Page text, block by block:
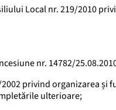
Local nr. 219/2010
nr. 14782/
privind organizarea
ulterioare;